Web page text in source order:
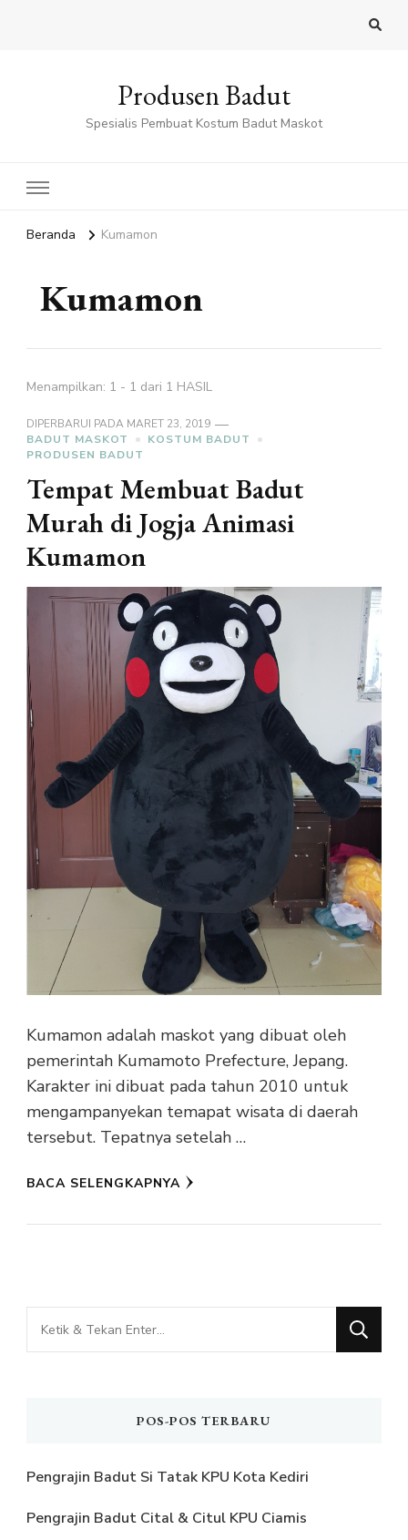
Produsen Badut
Spesialis Pembuat Kostum Badut Maskot
Beranda Kumamon
Kumamon
Menampilkan: 1 - 1 dari 1 HASIL
DIPERBARUI PADA MARET 23, 2019
BADUT MASKOT
KOSTUM BADUT
PRODUSEN BADUT
Tempat Membuat Badut
Murah di Jogja Animasi
Kumamon
Kumamon adalah maskot yang dibuat oleh
pemerintah Kumamoto Prefecture, Jepang.
Karakter ini dibuat pada tahun 2010 untuk
mengampanyekan temapat wisata di daerah
tersebut. Tepatnya setelah …
BACA SELENGKAPNYA
Mencari
Sesuatu?
POS-POS TERBARU
Pengrajin Badut Si Tatak KPU Kota Kediri
Pengrajin Badut Cital & Citul KPU Ciamis